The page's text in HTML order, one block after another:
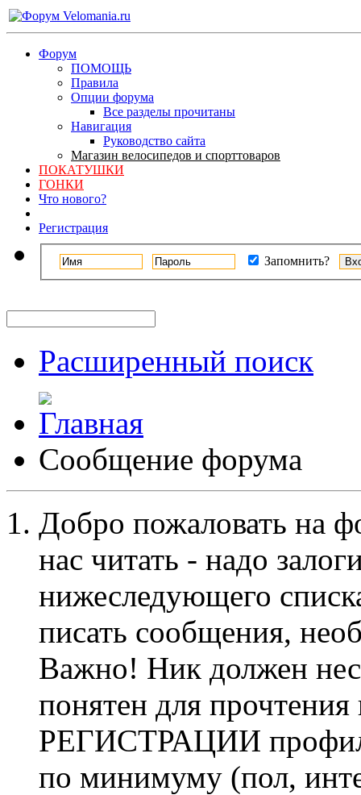
Форум
ПОМОЩЬ
Правила
Опции форума
Все разделы прочитаны
Навигация
Руководство сайта
Магазин велосипедов и спорттоваров
ПОКАТУШКИ
ГОНКИ
Что нового?
Регистрация
Запомнить?
Расширенный поиск
Сообщение форума
Добро пожаловать на
нас читать - надо
нижеследующего
писать сообщения,
Важно! Ник должен
понятен для
РЕГИСТРАЦИИ профиль
по минимуму (пол,